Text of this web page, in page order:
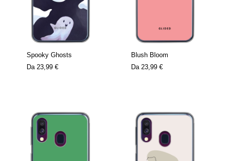
Spooky Ghosts
Da 23,99 €
Blush Bloom
Da 23,99 €